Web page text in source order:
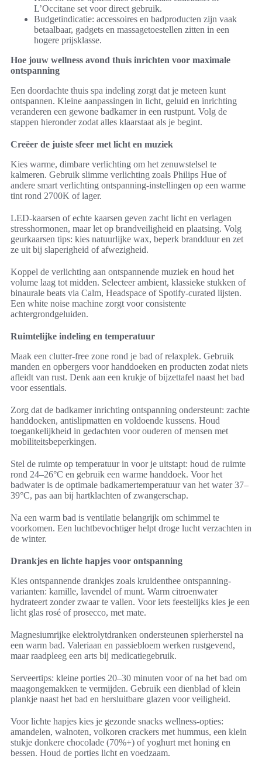
L’Occitane set voor direct gebruik.
Budgetindicatie: accessoires en badproducten zijn vaak
betaalbaar, gadgets en massagetoestellen zitten in een
hogere prijsklasse.
Hoe jouw wellness avond thuis inrichten voor maximale
ontspanning
Een doordachte thuis spa indeling zorgt dat je meteen kunt
ontspannen. Kleine aanpassingen in licht, geluid en inrichting
veranderen een gewone badkamer in een rustpunt. Volg de
stappen hieronder zodat alles klaarstaat als je begint.
Creëer de juiste sfeer met licht en muziek
Kies warme, dimbare verlichting om het zenuwstelsel te
kalmeren. Gebruik slimme verlichting zoals Philips Hue of
andere smart verlichting ontspanning-instellingen op een warme
tint rond 2700K of lager.
LED-kaarsen of echte kaarsen geven zacht licht en verlagen
stresshormonen, maar let op brandveiligheid en plaatsing. Volg
geurkaarsen tips: kies natuurlijke wax, beperk brandduur en zet
ze uit bij slaperigheid of afwezigheid.
Koppel de verlichting aan ontspannende muziek en houd het
volume laag tot midden. Selecteer ambient, klassieke stukken of
binaurale beats via Calm, Headspace of Spotify-curated lijsten.
Een white noise machine zorgt voor consistente
achtergrondgeluiden.
Ruimtelijke indeling en temperatuur
Maak een clutter-free zone rond je bad of relaxplek. Gebruik
manden en opbergers voor handdoeken en producten zodat niets
afleidt van rust. Denk aan een krukje of bijzettafel naast het bad
voor essentials.
Zorg dat de badkamer inrichting ontspanning ondersteunt: zachte
handdoeken, antislipmatten en voldoende kussens. Houd
toegankelijkheid in gedachten voor ouderen of mensen met
mobiliteitsbeperkingen.
Stel de ruimte op temperatuur in voor je uitstapt: houd de ruimte
rond 24–26°C en gebruik een warme handdoek. Voor het
badwater is de optimale badkamertemperatuur van het water 37–
39°C, pas aan bij hartklachten of zwangerschap.
Na een warm bad is ventilatie belangrijk om schimmel te
voorkomen. Een luchtbevochtiger helpt droge lucht verzachten in
de winter.
Drankjes en lichte hapjes voor ontspanning
Kies ontspannende drankjes zoals kruidenthee ontspanning-
varianten: kamille, lavendel of munt. Warm citroenwater
hydrateert zonder zwaar te vallen. Voor iets feestelijks kies je een
licht glas rosé of prosecco, met mate.
Magnesiumrijke elektrolytdranken ondersteunen spierherstel na
een warm bad. Valeriaan en passiebloem werken rustgevend,
maar raadpleeg een arts bij medicatiegebruik.
Serveertips: kleine porties 20–30 minuten voor of na het bad om
maagongemakken te vermijden. Gebruik een dienblad of klein
plankje naast het bad en hersluitbare glazen voor veiligheid.
Voor lichte hapjes kies je gezonde snacks wellness-opties:
amandelen, walnoten, volkoren crackers met hummus, een klein
stukje donkere chocolade (70%+) of yoghurt met honing en
bessen. Houd de porties licht en voedzaam.